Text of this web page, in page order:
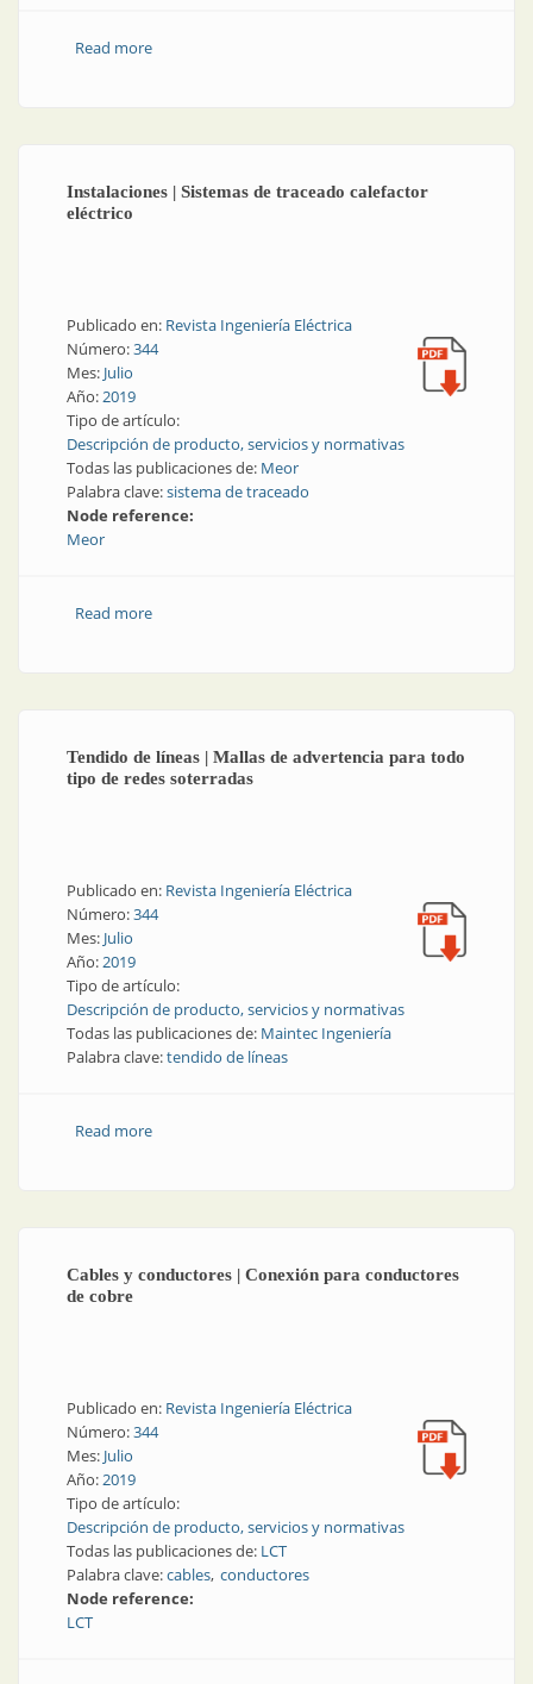
Read moreabout Tendido de líneas | Postes de PRFV: livianos y
Instalaciones | Sistemas de traceado calefactor
eléctrico
Publicado en: Revista Ingeniería Eléctrica
Número:344
Mes: Julio
Año:2019
Tipo de artículo:
Descripción de producto, servicios y normativas
Todas las publicaciones de: Meor
Palabra clave:sistema de traceado
Node reference:
Meor
Read moreabout Instalaciones | Sistemas de traceado calefactor
Tendido de líneas | Mallas de advertencia para todo
tipo de redes soterradas
Publicado en: Revista Ingeniería Eléctrica
Número:344
Mes: Julio
Año:2019
Tipo de artículo:
Descripción de producto, servicios y normativas
Todas las publicaciones de: Maintec Ingeniería
Palabra clave:tendido de líneas
Read moreabout Tendido de líneas | Mallas de advertencia para
Cables y conductores | Conexión para conductores
de cobre
Publicado en: Revista Ingeniería Eléctrica
Número:344
Mes: Julio
Año:2019
Tipo de artículo:
Descripción de producto, servicios y normativas
Todas las publicaciones de: LCT
Palabra clave:cables conductores
Node reference:
LCT